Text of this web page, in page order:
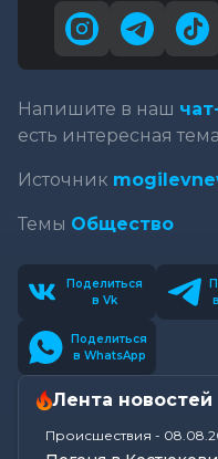
Напишите в наш
есть интересная
Источник
Темы Общество
Поделиться
в Vk
Поделиться
в WhatsApp
Лента новостей
Происшествия -